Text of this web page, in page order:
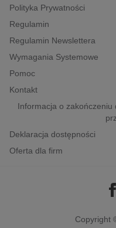
psychologiczne
inne
popularno-naukowe
historia
Polityka Prywatności
Regulamin
Regulamin Newslettera
Wymagania Systemowe
Pomoc
Kontakt
Informacja o
Deklaracja dostępności
Oferta dla firm
Copyright